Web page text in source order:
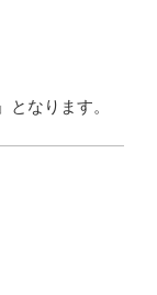
なります。